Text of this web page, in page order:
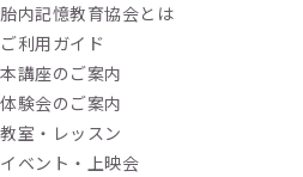
胎内記憶教育協会とは
ご利用ガイド
本講座のご案内
体験会のご案内
教室・レッスン
イベント・上映会